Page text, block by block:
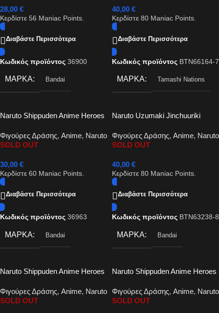
28,00 €
Κερδίστε 56 Maniac Points.
Διαβάστε Περισσότερα
Κωδικός προϊόντος 36900
ΜΆΡΚΑ Bandai
40,00 €
Κερδίστε 80 Maniac Points.
Διαβάστε Περισσότερα
Κωδικός προϊόντος BTN66164-7
ΜΆΡΚΑ Tamashi Nations
Naruto Shippuden Anime Heroes
Ninja War action figure 17cm
Φιγούρες Δράσης, Anime, Naruto
SOLD OUT
30,00 €
Κερδίστε 60 Maniac Points.
Διαβάστε Περισσότερα
Κωδικός προϊόντος 36963
ΜΆΡΚΑ Bandai
Naruto Uzumaki Jinchuuriki
Φιγούρες Δράσης, Anime, Naruto
SOLD OUT
40,00 €
Κερδίστε 80 Maniac Points.
Διαβάστε Περισσότερα
Κωδικός προϊόντος BTN63238-8
ΜΆΡΚΑ Bandai
Naruto Shippuden Anime Heroes
17cm
Φιγούρες Δράσης, Anime, Naruto
SOLD OUT
Naruto Shippuden Anime Heroes
Φιγούρες Δράσης, Anime, Naruto
SOLD OUT